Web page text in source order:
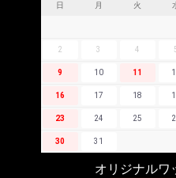
日 月 火
2 3 4
9 10 11
16 17 18
23 24 25
30 31
オリジナルワ